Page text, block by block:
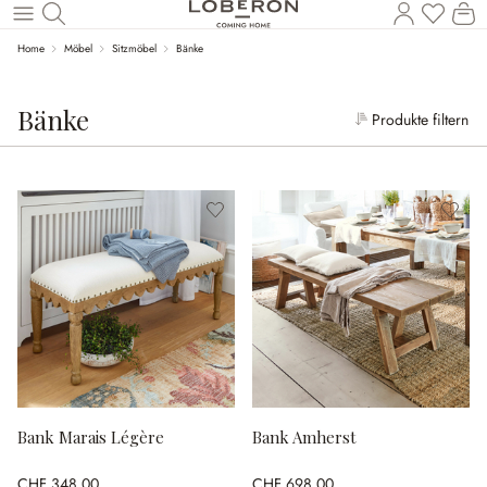
Zum Hauptinhalt springen
Home Möbel Sitzmöbel Bänke
Bänke Produkte filtern
Bank Marais Légère Bank Amherst